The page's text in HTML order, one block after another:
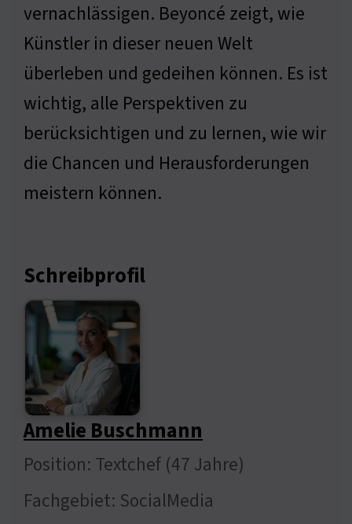
vernachlässigen. Beyoncé zeigt, wie
Künstler in dieser neuen Welt
überleben und gedeihen können. Es ist
wichtig, alle Perspektiven zu
berücksichtigen und zu lernen, wie wir
die Chancen und Herausforderungen
meistern können.
Schreibprofil
Amelie Buschmann
Position: Textchef (47 Jahre)
Fachgebiet: SocialMedia